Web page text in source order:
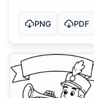
PNG PDF